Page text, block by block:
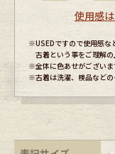
使用感
※USEDですので使用感な
古着という事をご理解の
※全体に色あせがございま
※古着は洗濯、検品などの